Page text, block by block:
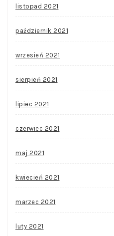
listopad 2021
październik 2021
wrzesień 2021
sierpień 2021
lipiec 2021
czerwiec 2021
maj 2021
kwiecień 2021
marzec 2021
luty 2021